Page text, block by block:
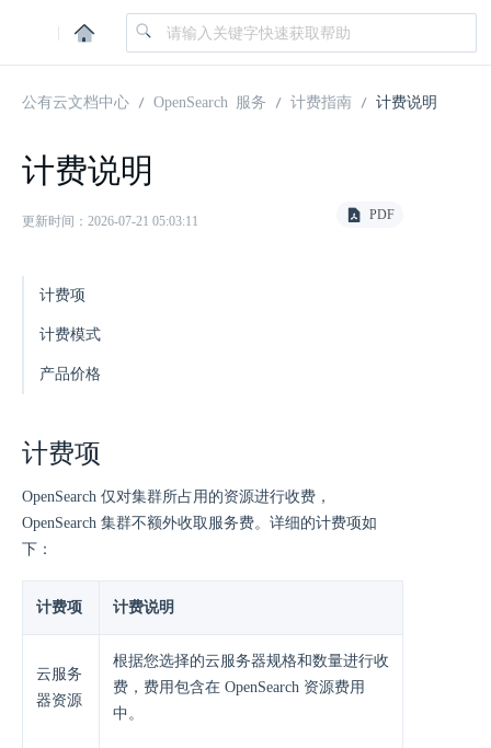
|
公有云文档中心 OpenSearch 服务 计费指南 计费说明
计费说明
更新时间：2026-07-21 05:03:11 PDF
计费项
计费模式
产品价格
计费项
OpenSearch 仅对集群所占用的资源进行收费，
OpenSearch 集群不额外收取服务费。详细的计费项如
下：
计费项 计费说明
云服务
器资源
根据您选择的云服务器规格和数量进行收
费，费用包含在 OpenSearch 资源费用
中。